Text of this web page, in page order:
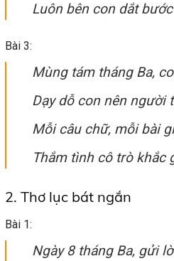
Luôn bên con dắt
Bài 3:
Mùng tám tháng Ba,
Dạy dỗ con nên người
Mỗi câu chữ, mỗi bài
Thắm tình cô trò khắc
2. Thơ lục bát ngắn
Bài 1:
Ngày 8 tháng Ba, gửi